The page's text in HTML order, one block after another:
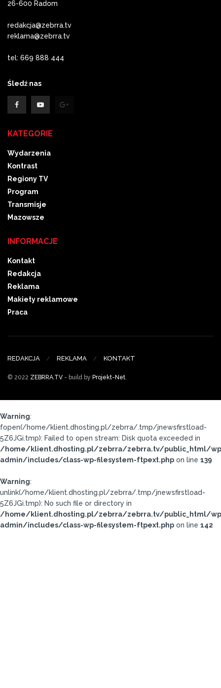
26-600 Radom
redakcja@zebrra.tv
reklama@zebrra.tv
tel: 669 888 444
Śledź nas
KATEGORIE
Wydarzenia
Kontrast
Regiony TV
Program
Transmisje
Mazowsze
INFORMACJE
Kontakt
Redakcja
Reklama
Makiety reklamowe
Praca
REDAKCJA REKLAMA KONTAKT
© 2022 ZEBRRA.TV - build by Projekt-Net.
Warning:
fopen(/home/klient.dhosting.pl/zebrra/.tmp/jnewsfirstload-
5Z6JGi.tmp): Failed to open stream: Disk quota exceeded in
/home/klient.dhosting.pl/zebrra/zebrra.tv/public_html/
admin/includes/class-wp-filesystem-ftpext.php on line 139
Warning:
unlink(/home/klient.dhosting.pl/zebrra/.tmp/jnewsfirstload-
5Z6JGi.tmp): No such file or directory in
/home/klient.dhosting.pl/zebrra/zebrra.tv/public_html/
admin/includes/class-wp-filesystem-ftpext.php on line 142